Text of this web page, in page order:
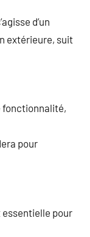
d’un
extérieure, suit
fonctionnalité,
pour
essentielle pour